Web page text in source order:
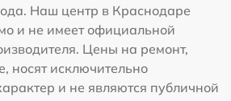
Наш центр в Краснодаре
и не имеет официальной
Цены на ремонт,
носят исключительно
и не являются публичной